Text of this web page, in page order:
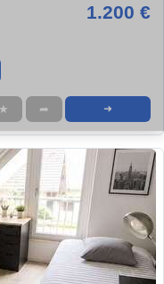
1.200 €
★ ➦ ➜